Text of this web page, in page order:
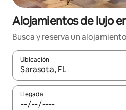
Alojamientos de lujo
Busca y reserva un
Ubicación
Cuando los resultados estén
Llegada